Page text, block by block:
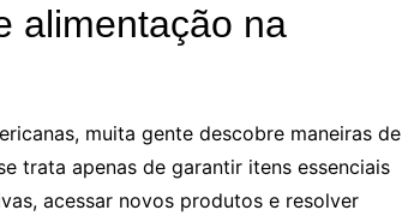
alimentação na
muita gente descobre maneiras de
trata apenas de garantir itens essenciais
acessar novos produtos e resolver